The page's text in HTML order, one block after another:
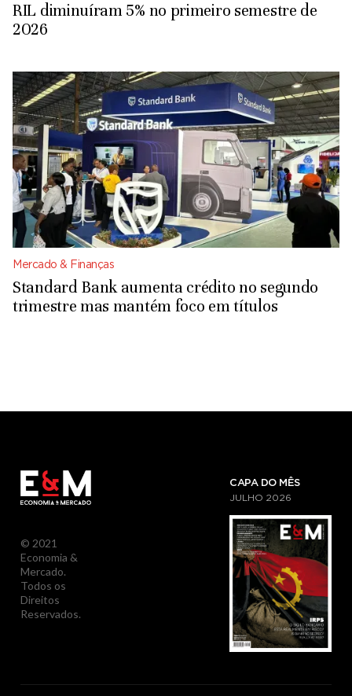
RIL diminuíram 5% no primeiro semestre de
2026
Mercado & Finanças
Standard Bank aumenta crédito no segundo
trimestre mas mantém foco em títulos
© 2021
Economia &
Mercado.
Todos os
Direitos
Reservados.
CAPA DO MÊS
JULHO 2026